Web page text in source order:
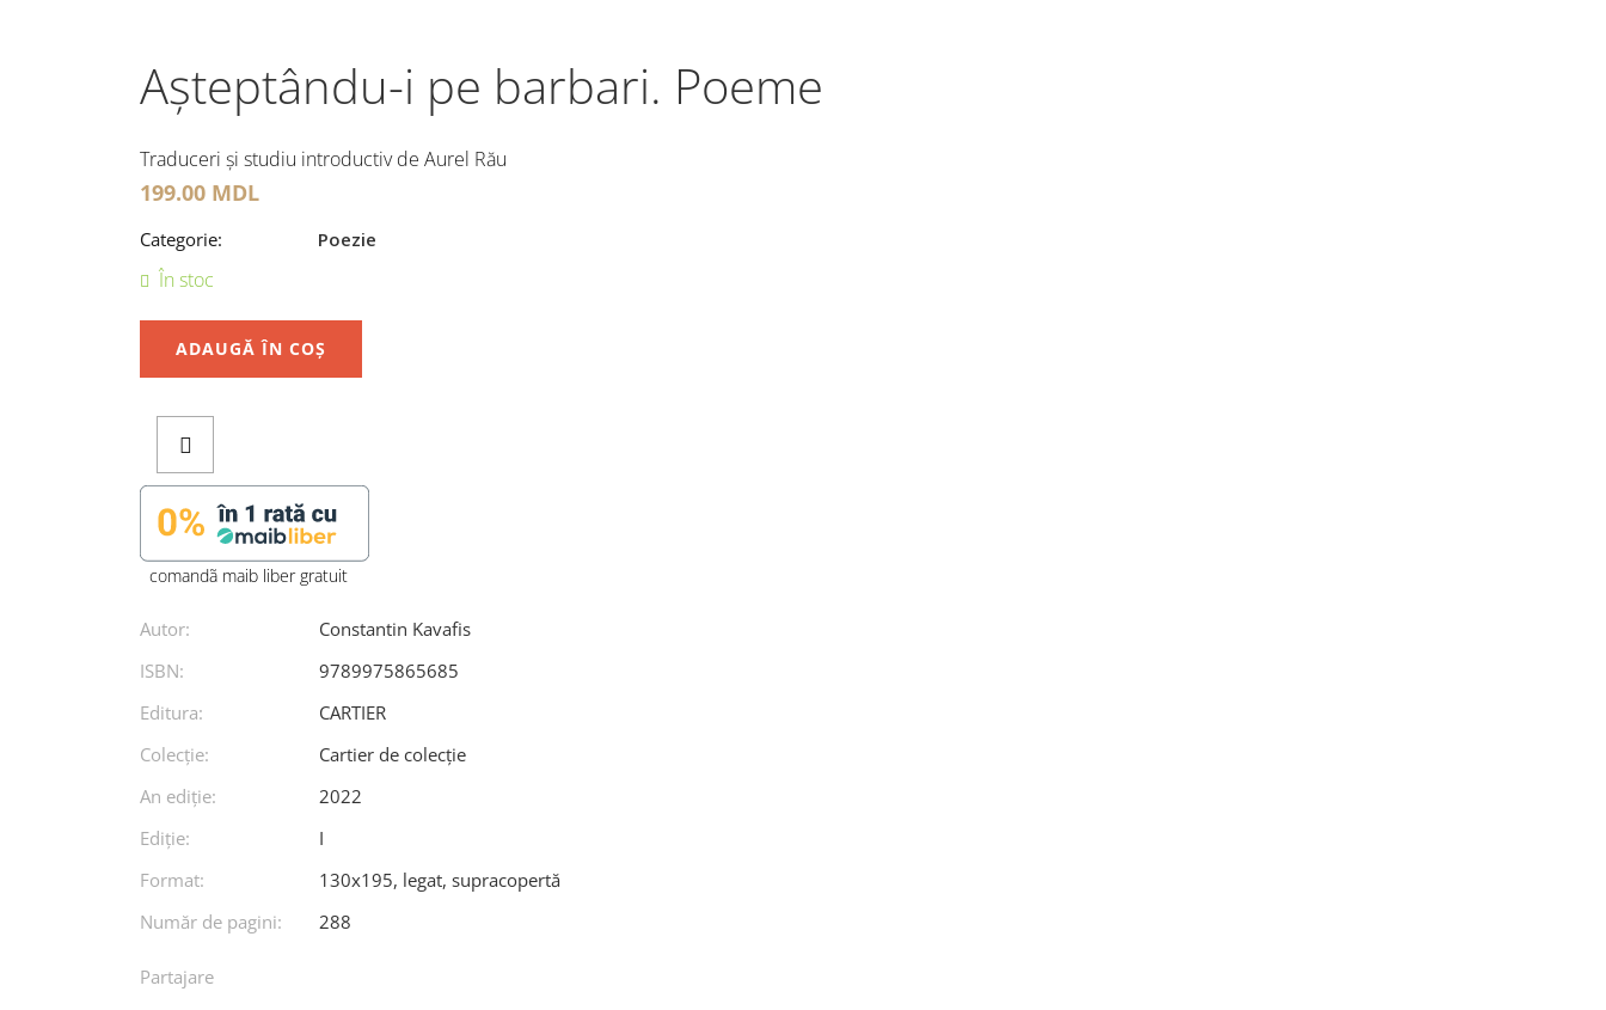
Așteptându-i pe barbari. Poeme
Traduceri și studiu introductiv de Aurel Rău
199.00 MDL
Categorie: Poezie
În stoc
ADAUGĂ ÎN COȘ
comandã maib liber gratuit
Autor:
Constantin Kavafis
ISBN:
9789975865685
Editura:
CARTIER
Colecție:
Cartier de colecție
An ediţie:
2022
Ediţie:
I
Format:
130x195, legat, supracopertă
Număr de pagini:
288
Partajare